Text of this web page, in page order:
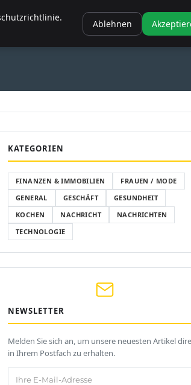
FINANZEN & IMMOBILIENFRAUEN / MODEGENERAL
KATEGORIEN
FINANZEN & IMMOBILIEN
FRAUEN / MODE
GENERAL
GESCHÄFT
GESUNDHEIT
KOCHEN
NACHRICHT
NACHRICHTEN
TECHNOLOGIE
NEWSLETTER
Melden Sie sich an, um unsere neuesten Artikel
in Ihrem Postfach zu erhalten.
Ihre E-Mail-Adresse
Ablehnen